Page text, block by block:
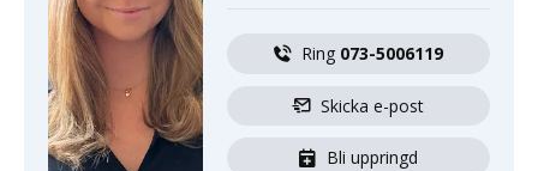
Ring 073-5006119
Skicka e-post
Bli uppringd